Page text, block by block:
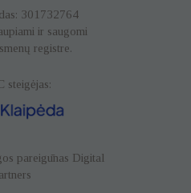
301732764
ir saugomi
registre.
steigėjas:
pareigūnas Digital